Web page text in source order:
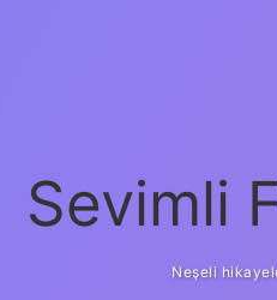
Sevimli
Neşeli